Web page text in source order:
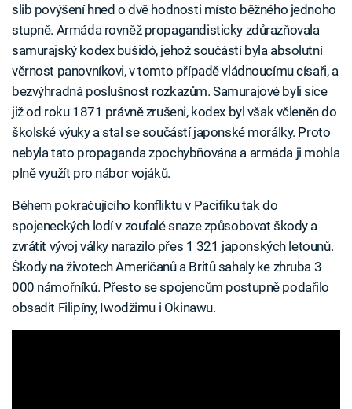
slib povýšení hned o dvě hodnosti místo běžného jednoho
stupně. Armáda rovněž propagandisticky zdůrazňovala
samurajský kodex bušidó, jehož součástí byla absolutní
věrnost panovníkovi, v tomto případě vládnoucímu císaři, a
bezvýhradná poslušnost rozkazům. Samurajové byli sice
již od roku 1871 právně zrušeni, kodex byl však včleněn do
školské výuky a stal se součástí japonské morálky. Proto
nebyla tato propaganda zpochybňována a armáda ji mohla
plně využít pro nábor vojáků.
Během pokračujícího konfliktu v Pacifiku tak do
spojeneckých lodí v zoufalé snaze způsobovat škody a
zvrátit vývoj války narazilo přes 1 321 japonských letounů.
Škody na životech Američanů a Britů sahaly ke zhruba 3
000 námořníků. Přesto se spojencům postupně podařilo
obsadit Filipíny, Iwodžimu i Okinawu.